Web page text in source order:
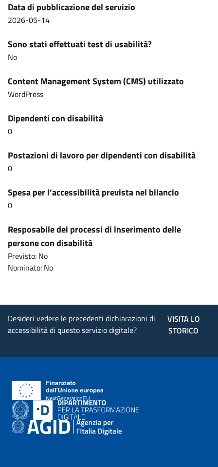
Data di pubblicazione del servizio
2026-05-14
Sono stati effettuati test di usabilità?
No
Content Management System (CMS) utilizzato
WordPress
Dipendenti con disabilità
0
Postazioni di lavoro per dipendenti con disabilità
0
Spesa per l’accessibilità prevista nel bilancio
0
Resposabile dei processi di inserimento delle
persone con disabilità
Previsto: No
Nominato: No
Desideri vedere le precedenti dichiarazioni di
accessibilità di questo servizio digitale?
VISITA LO
STORICO